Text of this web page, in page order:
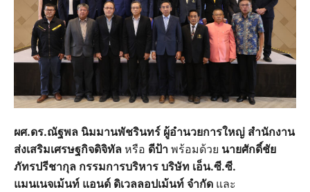
ผศ.ดร.ณัฐพล นิมมานพัชรินทร์ ผู้อำนวยการใหญ่ สำนักงาน
ส่งเสริมเศรษฐกิจดิจิทัล หรือ ดีป้า พร้อมด้วย นายศักดิ์ชัย
ภัทรปรีชากุล กรรมการบริหาร บริษัท เอ็น.ซี.ซี.
แมนเนจเม้นท์ แอนด์ ดิเวลลอปเม้นท์ จำกัด และ